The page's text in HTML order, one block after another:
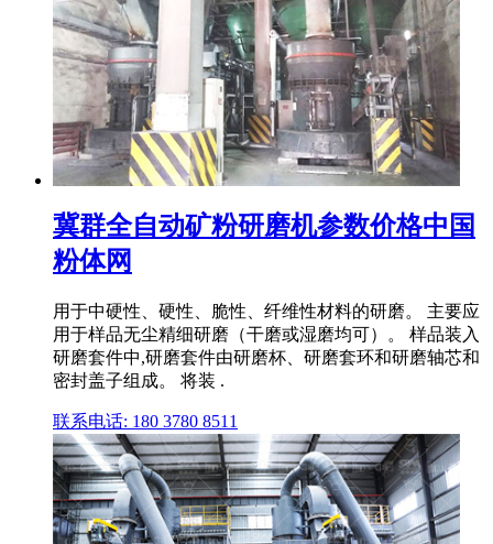
冀群全自动矿粉研磨机参数价格中国
粉体网
用于中硬性、硬性、脆性、纤维性材料的研磨。 主要应
用于样品无尘精细研磨（干磨或湿磨均可）。 样品装入
研磨套件中,研磨套件由研磨杯、研磨套环和研磨轴芯和
密封盖子组成。 将装 .
联系电话: 180 3780 8511